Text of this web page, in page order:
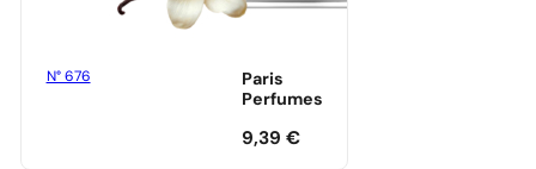
N° 676
Paris
Perfumes
9,39 €